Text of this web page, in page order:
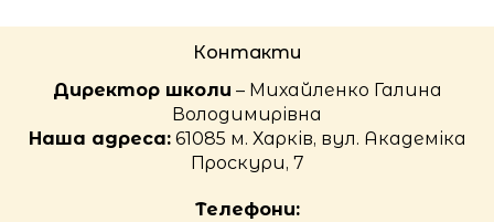
Контакти
Директор школи – Михайленко Галина
Володимирівна
Наша адреса:61085 м. Харків, вул. Академіка
Проскури, 7
Телефони: